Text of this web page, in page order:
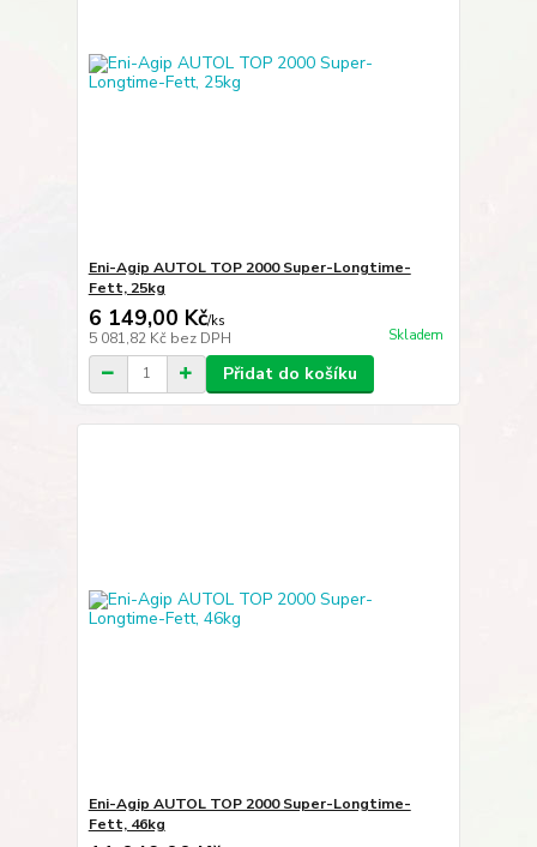
Eni-Agip AUTOL TOP 2000 Super-Longtime-
Fett, 25kg
6 149,00 Kč/ks
5 081,82 Kč bez DPH Skladem
Přidat do košíku
Eni-Agip AUTOL TOP 2000 Super-Longtime-
Fett, 46kg